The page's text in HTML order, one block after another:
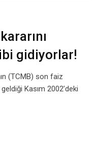
gidiyorlar!
(TCMB) son faiz
Kasım 2002’deki